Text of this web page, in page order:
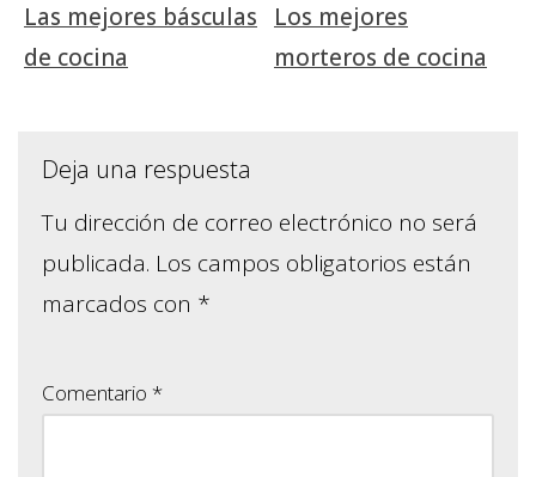
Las mejores básculas
de cocina
Los mejores
morteros de cocina
Deja una respuesta
Tu dirección de correo electrónico no será
publicada. Los campos obligatorios están
marcados con *
Comentario *